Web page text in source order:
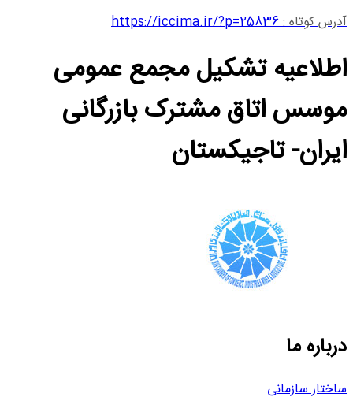
آدرس کوتاه :https://iccima.ir/?p=25836
اطلاعیه تشکیل مجمع عمومی
موسس اتاق مشترک بازرگانی
ایران- تاجیکستان
درباره ما
ساختار سازمانی